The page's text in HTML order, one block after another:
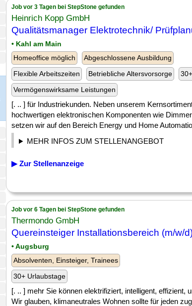
Job vor 3 Tagen bei StepStone gefunden
Heinrich Kopp GmbH
Qualitätsmanager Elektrotechnik/
• Kahl am Main
Homeoffice möglich
Abgeschlossene Ausbildung
Flexible Arbeitszeiten
Betriebliche Altersvorsorge
Vermögenswirksame Leistungen
[. .. ] für Industriekunden. Neben unserem
hochwertigen elektronischen Komponenten wie
setzen wir auf den Bereich Energy und Home
MEHR INFOS ZUM STELLENANGEBOT
▶ Zur Stellenanzeige
Job vor 6 Tagen bei StepStone gefunden
Thermondo GmbH
Quereinsteiger Installationsbereich (m/w/
• Augsburg
Absolventen, Einsteiger, Trainees
30+ Urlaubstage
[. .. ] mehr Sie können elektrifiziert, intelligent, effizient,
Wir glauben, klimaneutrales Wohnen sollte für jeden